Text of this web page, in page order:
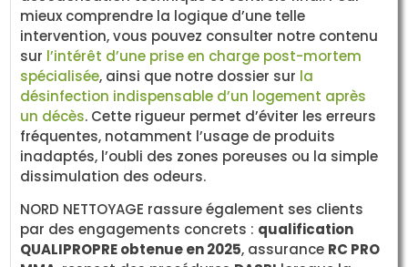
mieux comprendre la logique d’une telle
intervention, vous pouvez consulter notre contenu
sur l’intérêt d’une prise en charge post-mortem
spécialisée, ainsi que notre dossier sur la
désinfection indispensable d’un logement après
un décès. Cette rigueur permet d’éviter les erreurs
fréquentes, notamment l’usage de produits
inadaptés, l’oubli des zones poreuses ou la simple
dissimulation des odeurs.
NORD NETTOYAGE rassure également ses clients
par des engagements concrets : qualification
QUALIPROPRE obtenue en 2025, assurance RC PRO